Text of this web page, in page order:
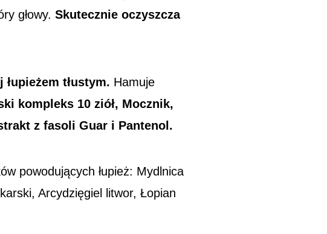
głowy. Skutecznie oczyszcza
tłustym. Hamuje
kompleks 10 ziół, Mocznik,
z fasoli Guar i Pantenol.
powodujących łupież: Mydlnica
Arcydzięgiel litwor, Łopian